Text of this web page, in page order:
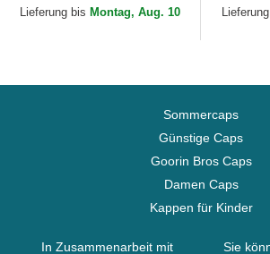
der New York Yankees MLB
Lieferung bis Montag, Aug. 10
Ralph
Sommercaps
Günstige Caps
Goorin Bros Caps
Damen Caps
Kappen für Kinder
In Zusammenarbeit mit
Sie